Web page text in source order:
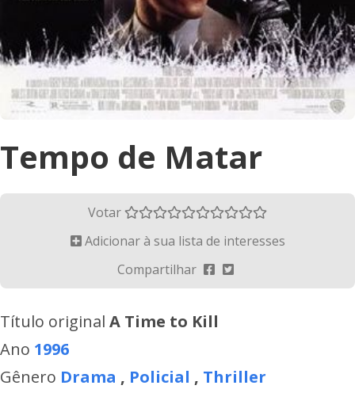
Tempo de Matar
Votar
Adicionar à sua lista de interesses
Compartilhar
Título original A Time to Kill
Ano 1996
Gênero Drama , Policial , Thriller